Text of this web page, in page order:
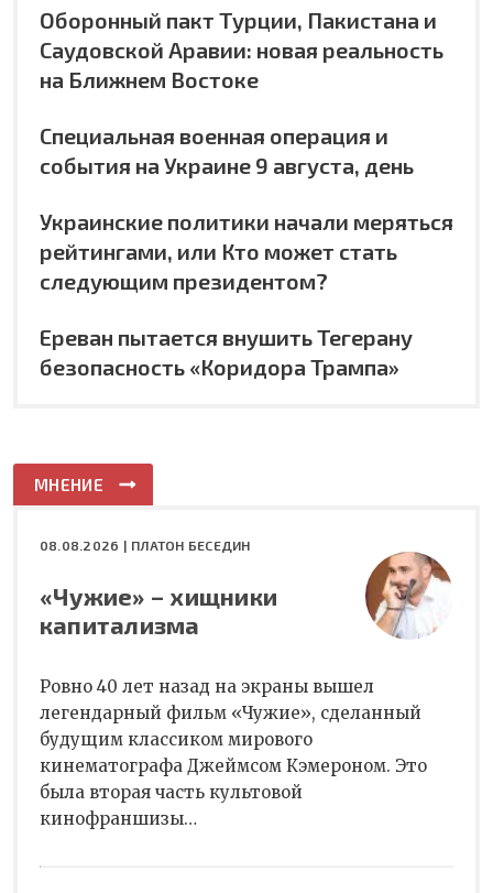
Оборонный пакт Турции, Пакистана и
Саудовской Аравии: новая реальность
на Ближнем Востоке
Специальная военная операция и
события на Украине 9 августа, день
Украинские политики начали меряться
рейтингами, или Кто может стать
следующим президентом?
Ереван пытается внушить Тегерану
безопасность «Коридора Трампа»
МНЕНИЕ
08.08.2026 | ПЛАТОН БЕСЕДИН
«Чужие» – хищники
капитализма
Ровно 40 лет назад на экраны вышел
легендарный фильм «Чужие», сделанный
будущим классиком мирового
кинематографа Джеймсом Кэмероном. Это
была вторая часть культовой
кинофраншизы…